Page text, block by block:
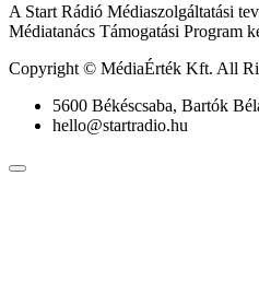
A Start Rádió Médiaszolgáltatási
Médiatanács Támogatási Program
Copyright © MédiaÉrték Kft. All
5600 Békéscsaba, Bartók
hello@startradio.hu